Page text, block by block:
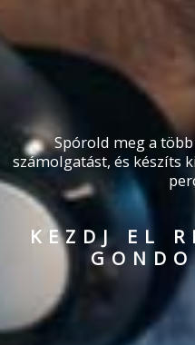
Spórold meg a
számolgatást, és készíts
KEZDJ EL